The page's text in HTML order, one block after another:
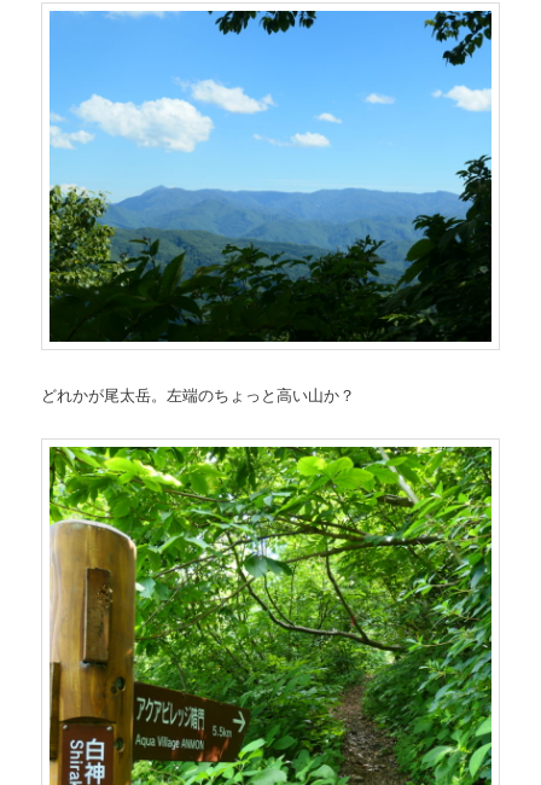
どれかが尾太岳。左端のちょっと高い山か？